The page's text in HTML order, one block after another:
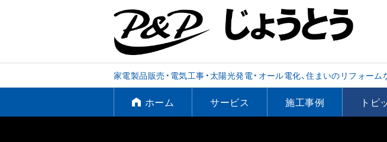
家電製品販売・電気工事・太陽光発電・オール電化、住まいのリフォー
ホーム サービス 施工事例 トピ